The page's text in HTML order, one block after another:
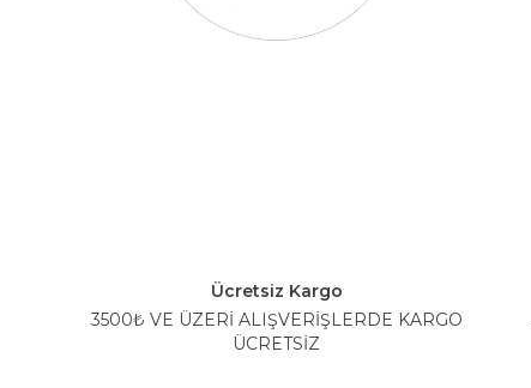
Ücretsiz Kargo
3500₺ VE ÜZERİ ALIŞVERİŞLERDE KARGO
ÜCRETSİZ